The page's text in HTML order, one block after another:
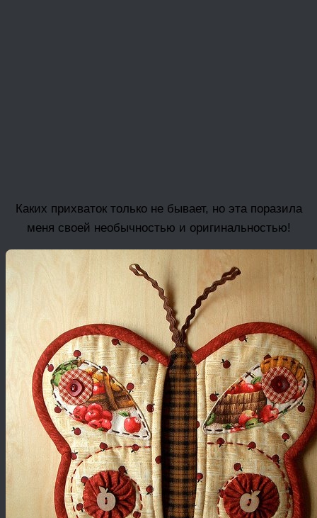
Каких прихваток только не бывает, но эта поразила
меня своей необычностью и оригинальностью!